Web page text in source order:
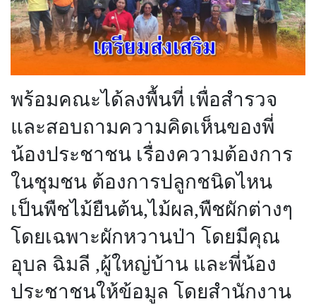
พร้อมคณะได้ลงพื้นที่ เพื่อสำรวจ
และสอบถามความคิดเห็นของพี่
น้องประชาชน เรื่องความต้องการ
ในชุมชน ต้องการปลูกชนิดไหน
เป็นพืชไม้ยืนต้น,ไม้ผล,พืชผักต่างๆ
โดยเฉพาะผักหวานป่า โดยมีคุณ
อุบล ฉิมลี ,ผู้ใหญ่บ้าน และพี่น้อง
ประชาชนให้ข้อมูล โดยสำนักงาน